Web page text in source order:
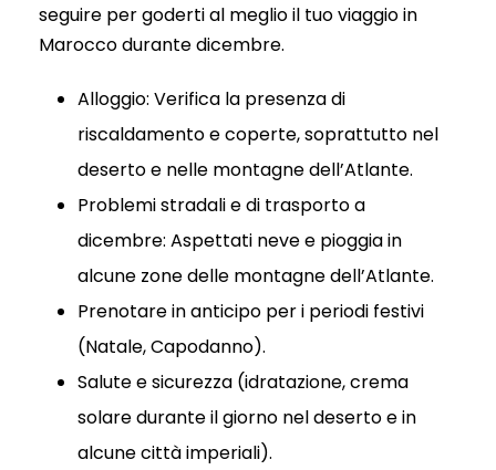
seguire per goderti al meglio il tuo viaggio in
Marocco durante dicembre.
Alloggio: Verifica la presenza di
riscaldamento e coperte, soprattutto nel
deserto e nelle montagne dell’Atlante.
Problemi stradali e di trasporto a
dicembre: Aspettati neve e pioggia in
alcune zone delle montagne dell’Atlante.
Prenotare in anticipo per i periodi festivi
(Natale, Capodanno).
Salute e sicurezza (idratazione, crema
solare durante il giorno nel deserto e in
alcune città imperiali).